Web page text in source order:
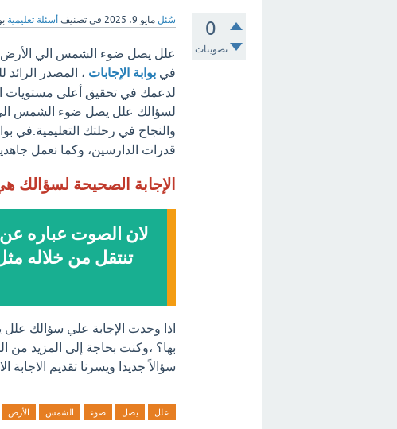
0
تصويتات
سُئل مايو 9، 2025 في تصنيف أسئلة تعليمية
علل يصل ضوء الشمس الي الأرض
في بوابة الإجابات ، المصدر
لدعمك في تحقيق أعلى مستويات
لسؤالك علل يصل ضوء الشمس الي
والنجاح في رحلتك التعليمية.في
قدرات الدارسين، وكما نعمل
الإجابة الصحيحة لسؤالك
لان الصوت عباره
تنتقل من خلاله
اذا وجدت الإجابة علي سؤالك
بها؟ ،وكنت بحاجة إلى المزيد من
سؤالاً جديدا ويسرنا تقديم
علل يصل ضوء الشمس الأرض